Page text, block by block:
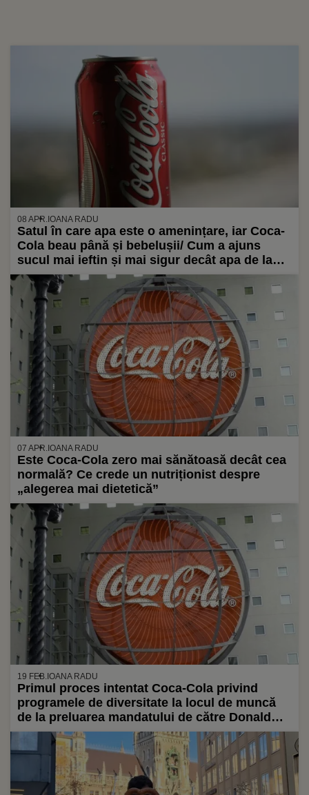
08 APR. IOANA RADU
Satul în care apa este o amenințare, iar Coca-
Cola beau până și bebelușii/ Cum a ajuns
sucul mai ieftin și mai sigur decât apa de la
robinet
07 APR. IOANA RADU
Este Coca-Cola zero mai sănătoasă decât cea
normală? Ce crede un nutriționist despre
„alegerea mai dietetică”
19 FEB. IOANA RADU
Primul proces intentat Coca-Cola privind
programele de diversitate la locul de muncă
de la preluarea mandatului de către Donald
Trump/ O agenție de drepturi civile acuză
compania de discriminare sexuală pentru un
eveniment de networking pentru angajați care
a exclus bărbații